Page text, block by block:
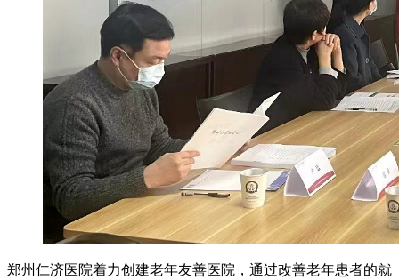
郑州仁济医院着力创建老年友善医院，通过改善老年患者的就